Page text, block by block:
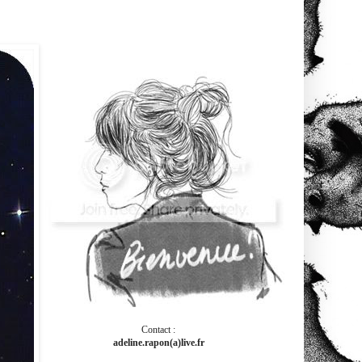
Contact :
adeline.rapon(a)live.fr